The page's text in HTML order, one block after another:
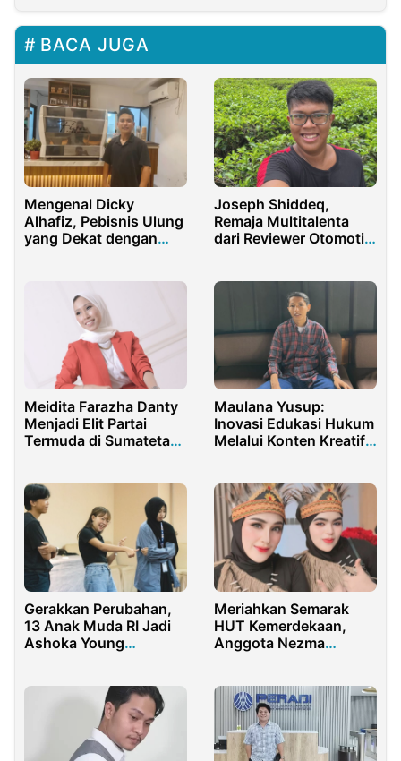
BACA JUGA
Mengenal Dicky
Alhafiz, Pebisnis Ulung
yang Dekat dengan
Joseph Shiddeq,
Remaja Multitalenta
dari Reviewer Otomotif
Meidita Farazha Danty
Menjadi Elit Partai
Termuda di Sumateta
Maulana Yusup:
Inovasi Edukasi Hukum
Melalui Konten Kreatif,
Gerakkan Perubahan,
13 Anak Muda RI Jadi
Ashoka Young
Meriahkan Semarak
HUT Kemerdekaan,
Anggota Nezma
Busana Adat